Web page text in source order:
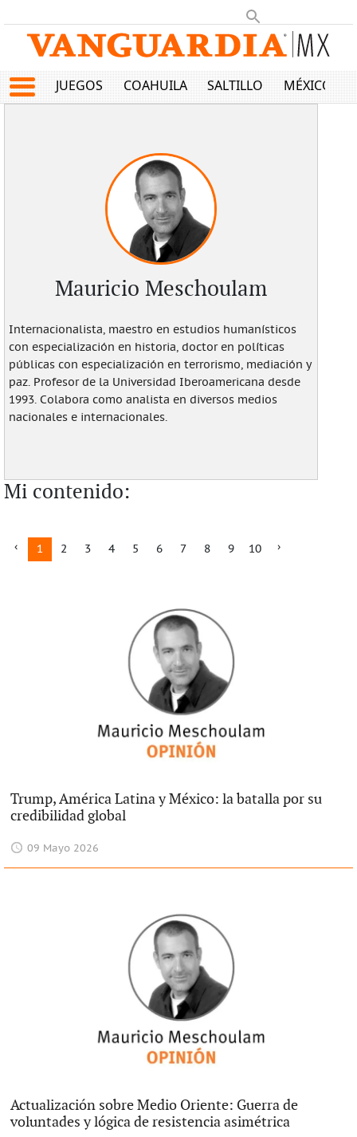
JUEGOS COAHUILA SALTILLO MÉXICO
Mauricio Meschoulam
Internacionalista, maestro en estudios humanísticos
con especialización en historia, doctor en políticas
públicas con especialización en terrorismo, mediación y
paz. Profesor de la Universidad Iberoamericana desde
1993. Colabora como analista en diversos medios
nacionales e internacionales.
Mi contenido:
1 2 3 4 5 6 7 8 9 10
Trump, América Latina y México: la batalla por su
credibilidad global
09 Mayo 2026
Actualización sobre Medio Oriente: Guerra de
voluntades y lógica de resistencia asimétrica